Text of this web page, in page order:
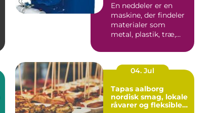
En neddeler er en
maskine, der findeler
materialer som
metal, plastik, træ,
04. Jul
Tapas aalborg
nordisk smag, lokale
råvarer og fleksible